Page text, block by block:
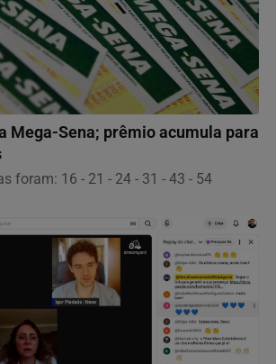
Mega-Sena; prêmio acumula para
foram: 16 - 21 - 24 - 31 - 43 - 54